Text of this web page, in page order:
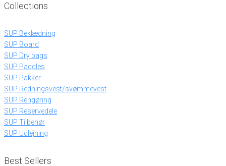
Collections
SUP Beklædning
SUP Board
SUP Dry bags
SUP Paddles
SUP Pakker
SUP Redningsvest/svømmevest
SUP Rengøring
SUP Reservedele
SUP Tilbehør
SUP Udlejning
Best Sellers